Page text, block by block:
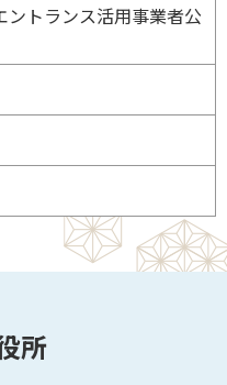
ントランス活用事業者公
所